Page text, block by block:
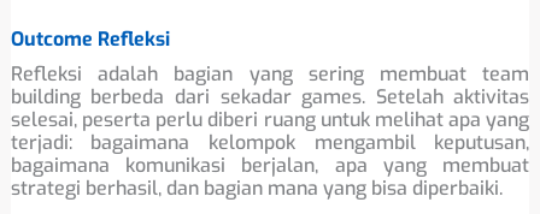
Outcome Refleksi
Refleksi adalah bagian yang sering membuat team
building berbeda dari sekadar games. Setelah aktivitas
selesai, peserta perlu diberi ruang untuk melihat apa yang
terjadi: bagaimana kelompok mengambil keputusan,
bagaimana komunikasi berjalan, apa yang membuat
strategi berhasil, dan bagian mana yang bisa diperbaiki.